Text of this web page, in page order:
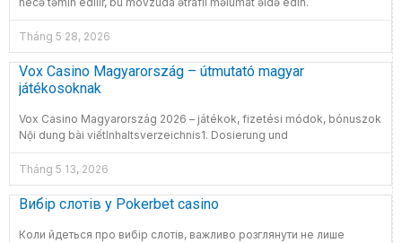
Tháng 5 28, 2026
Vox Casino Magyarország – útmutató magyar
játékosoknak
Vox Casino Magyarország 2026 – játékok, fizetési módok, bónuszok
Nội dung bài viếtInhaltsverzeichnis1. Dosierung und
Tháng 5 13, 2026
Вибір слотів у Pokerbet casino
Коли йдеться про вибір слотів, важливо розглянути не лише